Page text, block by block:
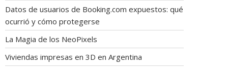
Datos de usuarios de Booking.com expuestos: qué
ocurrió y cómo protegerse
La Magia de los NeoPixels
Viviendas impresas en 3D en Argentina